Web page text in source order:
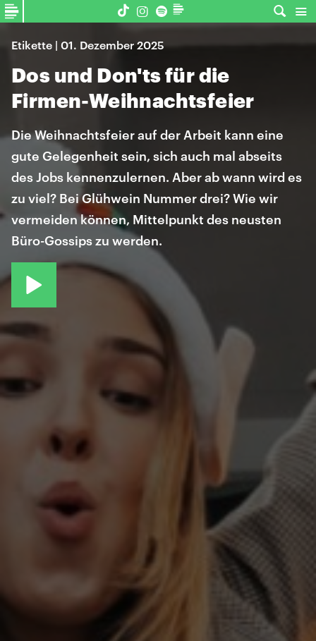
Etikette | 01. Dezember 2025
Dos und Don'ts für die
Firmen-Weihnachtsfeier
Die Weihnachtsfeier auf der Arbeit kann eine
gute Gelegenheit sein, sich auch mal abseits
des Jobs kennenzulernen. Aber ab wann wird es
zu viel? Bei Glühwein Nummer drei? Wie wir
vermeiden können, Mittelpunkt des neusten
Büro-Gossips zu werden.